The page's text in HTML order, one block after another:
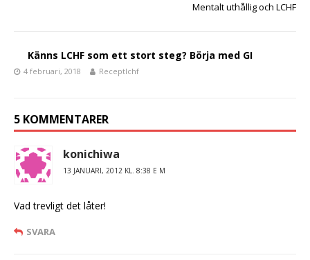
Mentalt uthållig och LCHF
Känns LCHF som ett stort steg? Börja med GI
4 februari, 2018 Receptlchf
5 KOMMENTARER
konichiwa
13 JANUARI, 2012 KL. 8:38 E M
Vad trevligt det låter!
SVARA